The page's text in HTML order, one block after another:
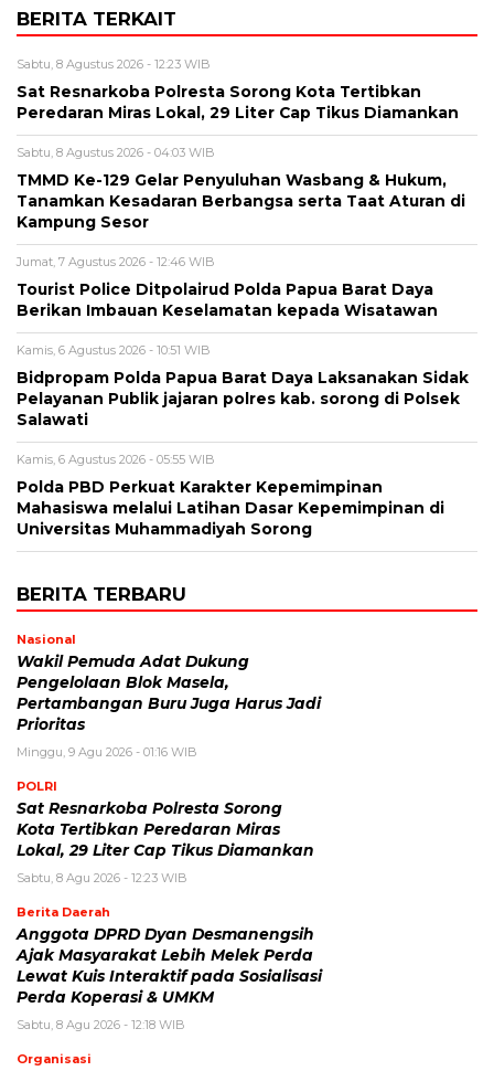
BERITA TERKAIT
Sabtu, 8 Agustus 2026 - 12:23 WIB
Sat Resnarkoba Polresta Sorong Kota Tertibkan
Peredaran Miras Lokal, 29 Liter Cap Tikus Diamankan
Sabtu, 8 Agustus 2026 - 04:03 WIB
TMMD Ke-129 Gelar Penyuluhan Wasbang & Hukum,
Tanamkan Kesadaran Berbangsa serta Taat Aturan di
Kampung Sesor
Jumat, 7 Agustus 2026 - 12:46 WIB
Tourist Police Ditpolairud Polda Papua Barat Daya
Berikan Imbauan Keselamatan kepada Wisatawan
Kamis, 6 Agustus 2026 - 10:51 WIB
Bidpropam Polda Papua Barat Daya Laksanakan Sidak
Pelayanan Publik jajaran polres kab. sorong di Polsek
Salawati
Kamis, 6 Agustus 2026 - 05:55 WIB
Polda PBD Perkuat Karakter Kepemimpinan
Mahasiswa melalui Latihan Dasar Kepemimpinan di
Universitas Muhammadiyah Sorong
BERITA TERBARU
Nasional
Wakil Pemuda Adat Dukung
Pengelolaan Blok Masela,
Pertambangan Buru Juga Harus Jadi
Prioritas
Minggu, 9 Agu 2026 - 01:16 WIB
POLRI
Sat Resnarkoba Polresta Sorong
Kota Tertibkan Peredaran Miras
Lokal, 29 Liter Cap Tikus Diamankan
Sabtu, 8 Agu 2026 - 12:23 WIB
Berita Daerah
Anggota DPRD Dyan Desmanengsih
Ajak Masyarakat Lebih Melek Perda
Lewat Kuis Interaktif pada Sosialisasi
Perda Koperasi & UMKM
Sabtu, 8 Agu 2026 - 12:18 WIB
Organisasi